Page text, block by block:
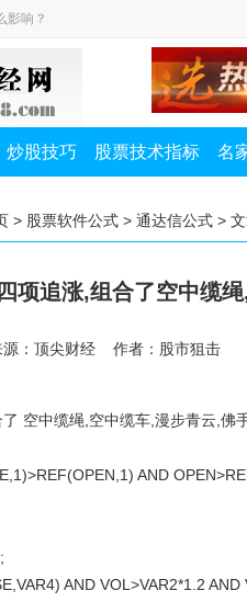
影响？
课
影响？
炒股技巧 股票技术指标 名
> 股票软件公式 > 通达信公式 >
项追涨,组合了空中缆
源：顶尖财经 作者：股市狙击
空中缆绳,空中缆车,漫步青云,佛
AND
AND VOL>VAR2*1.2